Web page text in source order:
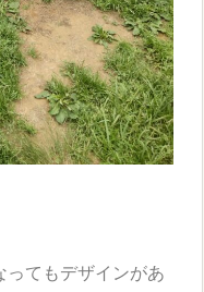
ってもデザインがあ